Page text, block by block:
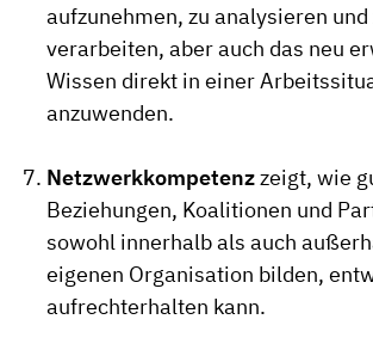
aufzunehmen, zu analysieren und
verarbeiten, aber auch das neu
Wissen direkt in einer
anzuwenden.
Netzwerkkompetenzzeigt, wie
Beziehungen, Koalitionen und
sowohl innerhalb als auch
eigenen Organisation bilden,
aufrechterhalten kann.